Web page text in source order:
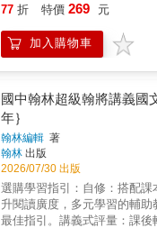
握課前學習重點，搭配試題演
習、複習更聚焦。測驗卷：考
練，加強題庫練習，快速掌握
書版本【查詢系統】讓你一次
學年度適用（全新版本）。各
參考，如有更動請以學校公佈
若超過1本，請進入購物車後
軒、翰林、南一到貨日期不一
般、預購商品)併單，避免影
見諒！
77 折 特價 269 元
加入購物車
國中翰林超級翰將講義國
年｝
翰林編輯 著
翰林 出版
2026/07/30 出版
選購學習指引：自修：搭配課
升閱讀廣度，多元學習的輔助
最佳指引。講義式評量：課後